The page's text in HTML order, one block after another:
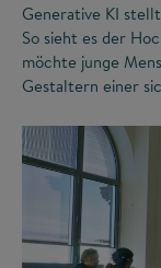
Generative KI
So sieht es der
möchte junge
Gestaltern einer